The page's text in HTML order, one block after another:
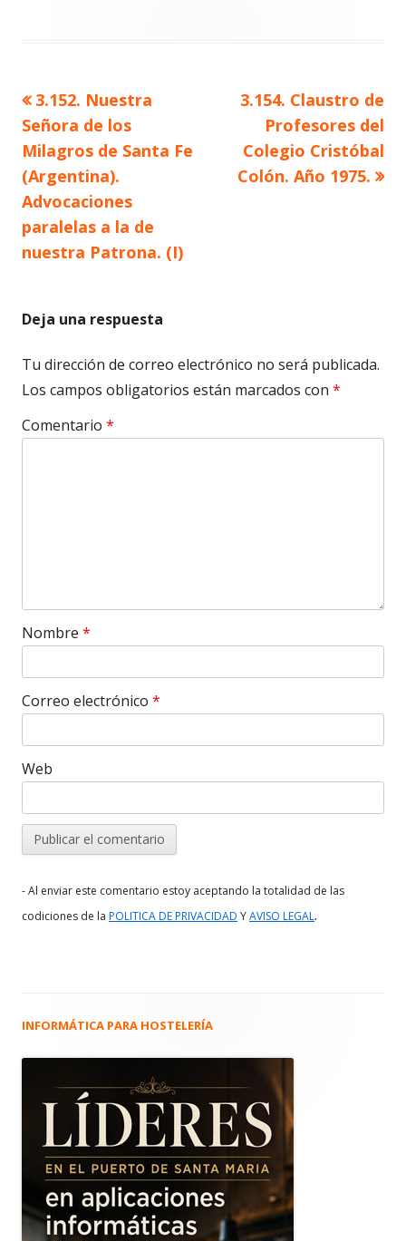
Navegación
de
entradas
Artículo
anterior
3.152. Nuestra
Señora de los
Milagros de Santa Fe
(Argentina).
Advocaciones
paralelas a la de
nuestra Patrona. (I)
Artículo
siguiente
3.154. Claustro de
Profesores del
Colegio Cristóbal
Colón. Año 1975.
Deja una respuesta
Tu dirección de correo electrónico no será publicada.
Los campos obligatorios están marcados con *
Comentario *
Nombre *
Correo electrónico *
Web
- Al enviar este comentario estoy aceptando la totalidad de las
codiciones de la POLITICA DE PRIVACIDAD YAVISO LEGAL.
Barra
principal
INFORMÁTICA PARA HOSTELERÍA